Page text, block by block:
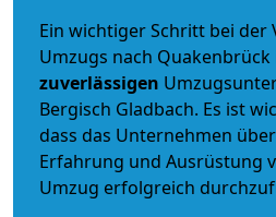
Ein wichtiger Schritt bei der
Umzugs nach Quakenbrück
zuverlässigen
Bergisch Gladbach. Es ist
dass das Unternehmen
Erfahrung und Ausrüstung
Umzug erfolgreich